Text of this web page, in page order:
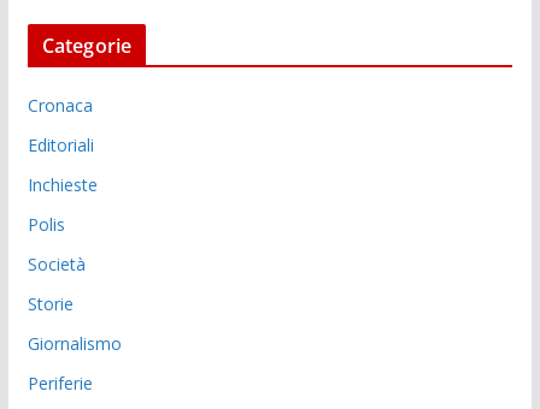
Categorie
Cronaca
Editoriali
Inchieste
Polis
Società
Storie
Giornalismo
Periferie